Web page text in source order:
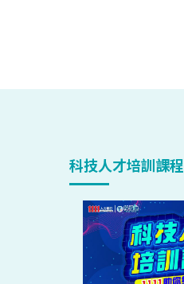
科技人才培訓課程